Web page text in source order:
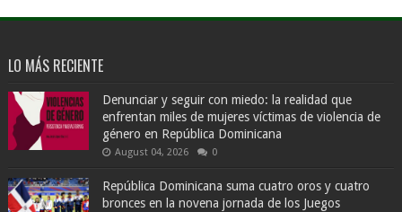
LO MÁS RECIENTE
Denunciar y seguir con miedo: la realidad que
enfrentan miles de mujeres víctimas de violencia de
género en República Dominicana
August 04, 2026 0
República Dominicana suma cuatro oros y cuatro
bronces en la novena jornada de los Juegos